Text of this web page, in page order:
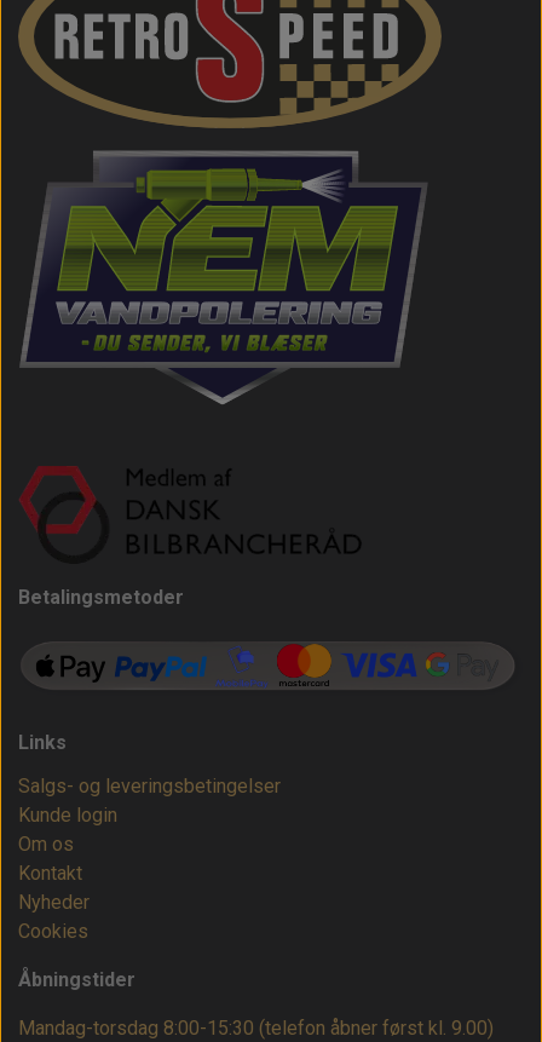
Betalingsmetoder
Links
Salgs- og leveringsbetingelser
Kunde login
Om os
Kontakt
Nyheder
Cookies
Åbningstider
Mandag-torsdag 8:00-15:30 (telefon åbner først kl. 9.00)